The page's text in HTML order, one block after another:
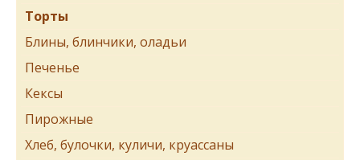
Торты
Блины, блинчики, оладьи
Печенье
Кексы
Пирожные
Хлеб, булочки, куличи, круассаны